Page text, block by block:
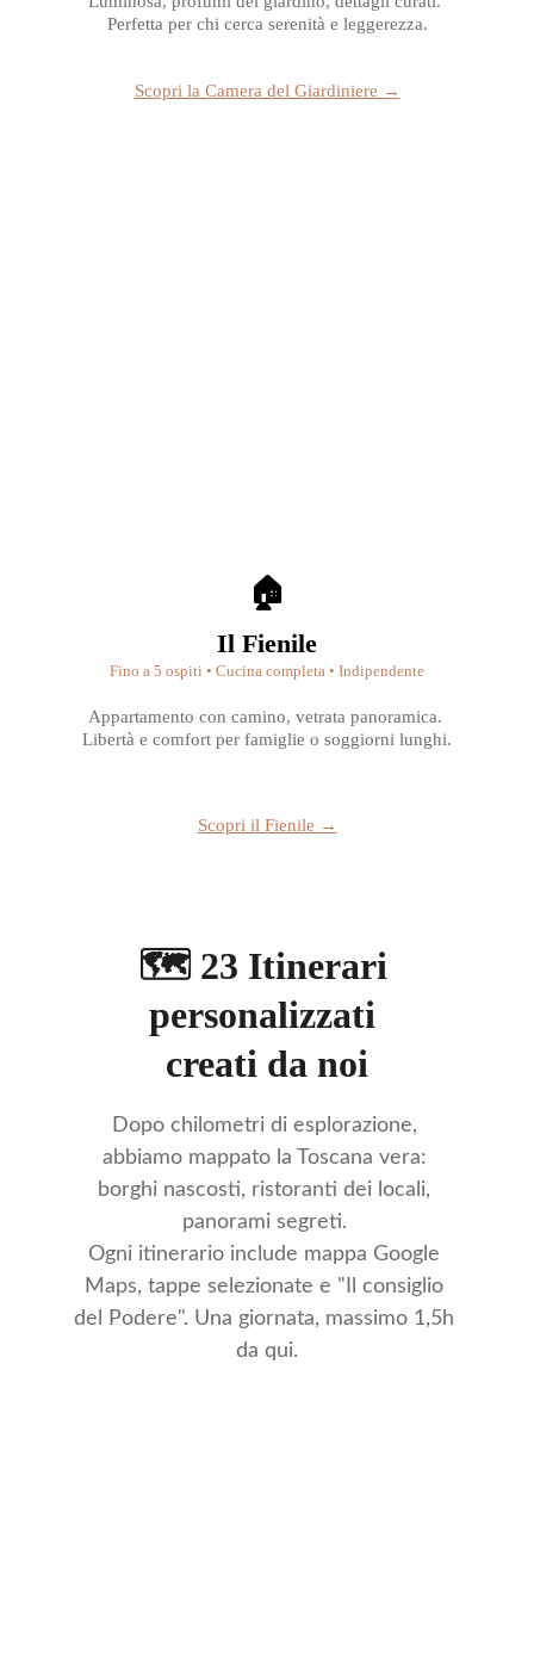
🏠
Il Fienile
Fino a 5 ospiti • Cucina completa • Indipendente
Perfetta per chi cerca serenità e leggerezza.
Appartamento con camino, vetrata panoramica.
Libertà e comfort per famiglie o soggiorni lunghi.
Scopri la Camera del Giardiniere →
Scopri il Fienile →
🗺️ 23 Itinerari
personalizzati
creati da noi
Dopo chilometri di esplorazione,
abbiamo mappato la Toscana vera:
borghi nascosti, ristoranti dei locali,
panorami segreti.
Ogni itinerario include mappa Google
Maps, tappe selezionate e "Il consiglio
del Podere". Una giornata, massimo 1,5h
da qui.